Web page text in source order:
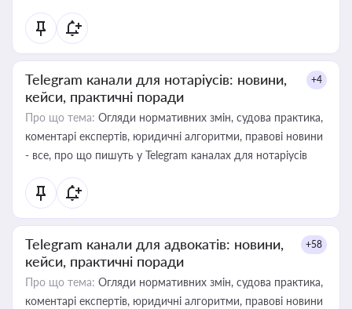
Telegram канали для нотаріусів: новини,
кейси, практичні поради
+4
Про що тема: Огляди нормативних змін, судова практика,
коментарі експертів, юридичні алгоритми, правові новини
- все, про що пишуть у Telegram каналах для нотаріусів
Telegram канали для адвокатів: новини,
кейси, практичні поради
+58
Про що тема: Огляди нормативних змін, судова практика,
коментарі експертів, юридичні алгоритми, правові новини